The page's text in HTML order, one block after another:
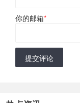
你的邮箱*
提交评论